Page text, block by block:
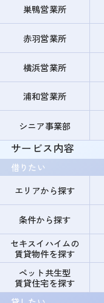
巣鴨営業所
赤羽営業所
横浜営業所
浦和営業所
シニア事業部
サービス内容
借りたい
エリアから探す
条件から探す
セキスイハイムの
賃貸物件を探す
ペット共生型
賃貸住宅を探す